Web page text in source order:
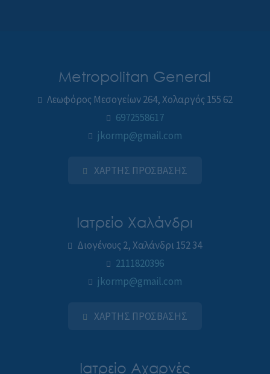
Metropolitan General
Λεωφόρος Μεσογείων 264, Χολαργός 155 62
6972558617
jkormp@gmail.com
ΧΑΡΤΗΣ ΠΡΟΣΒΑΣΗΣ
Ιατρείο Χαλάνδρι
Διογένους 2, Χαλάνδρι 152 34
2111820396
jkormp@gmail.com
ΧΑΡΤΗΣ ΠΡΟΣΒΑΣΗΣ
Ιατρείο Αχαρνές